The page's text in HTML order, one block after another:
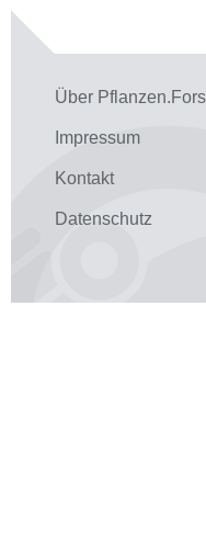
Über
Impressum
Kontakt
Datenschutz